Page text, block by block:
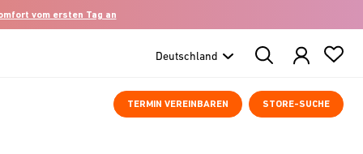
vom ersten Tag an
Search
Products
TERMIN VEREINBAREN STORE-SUCHE